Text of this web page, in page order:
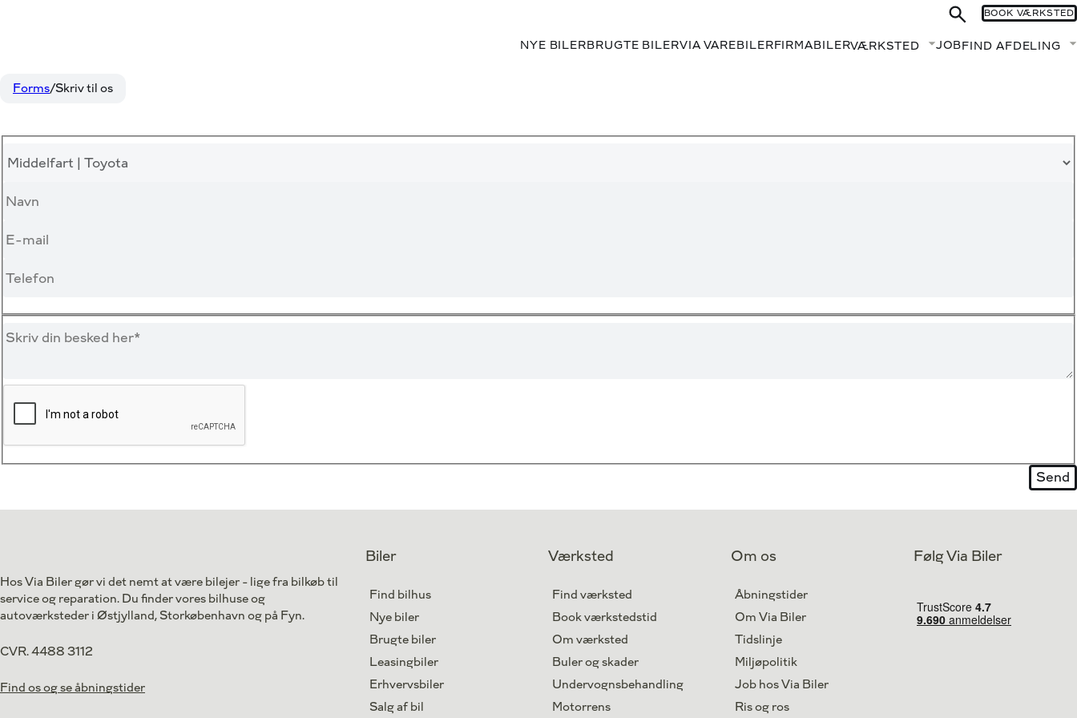
NYE BILER BRUGTE BILERVIA VAREBILER FIRMABILERVÆRKSTED Fold undermenu ud
JOB FIND AFDELING
BOOK VÆRKSTED
Forms Skriv til os
Hos Via Biler gør vi det nemt at være bilejer - lige fra bilkøb til
service og reparation. Du finder vores bilhuse og
autoværksteder i Østjylland, Storkøbenhavn og på Fyn.
CVR. 4488 3112
Find os og se åbningstider
Biler
Find bilhus
Nye biler
Brugte biler
Leasingbiler
Erhvervsbiler
Salg af bil
Værksted
Find værksted
Book værkstedstid
Om værksted
Buler og skader
Undervognsbehandling
Motorrens
Om os
Åbningstider
Om Via Biler
Tidslinje
Miljøpolitik
Job hos Via Biler
Ris og ros
Følg Via Biler